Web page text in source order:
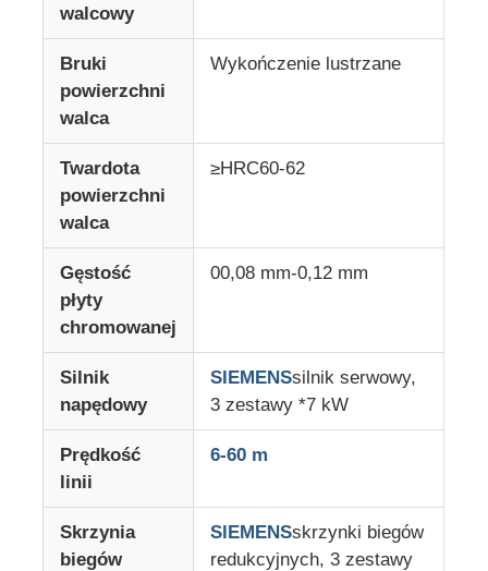
Linia wytłaczania dwustronnej śruby
Wielowarstwowa linia do wytłaczania
Linia produkcyjna foliarów
Linia wytłaczania arkuszy PMMA GPPS
linia wytłaczania płyt plastikowych
linia wytłaczania płyt termoformujących
Linia produkcyjna arkuszy PP
Linia wytłaczania taśm ścieków z PVC
walcowy
Bruki
powierzchni
walca
Wykończenie lustrzane
Twardota
powierzchni
walca
≥HRC60-62
Gęstość
płyty
chromowanej
00,08 mm-0,12 mm
Silnik
napędowy
SIEMENSsilnik serwowy,
3 zestawy *7 kW
Prędkość
linii
6-60 m
Skrzynia
biegów
SIEMENSskrzynki biegów
redukcyjnych, 3 zestawy